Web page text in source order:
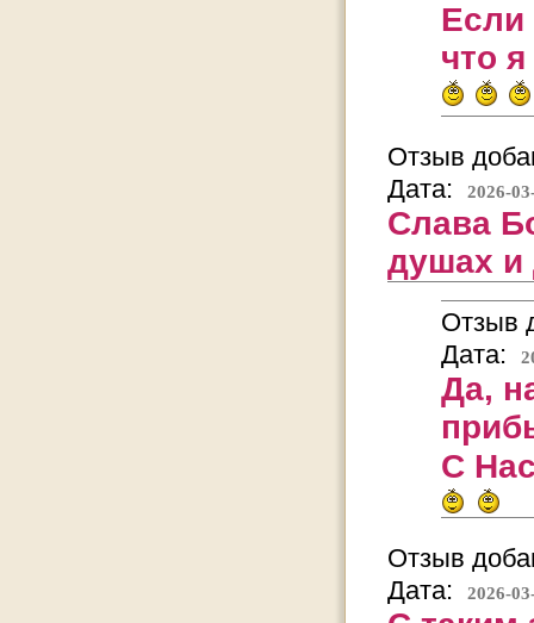
Если
что
Отзыв
Дата:
2026-
Слава
душах и
Отзыв
Дата:
Да,
С
Отзыв
Дата:
2026-